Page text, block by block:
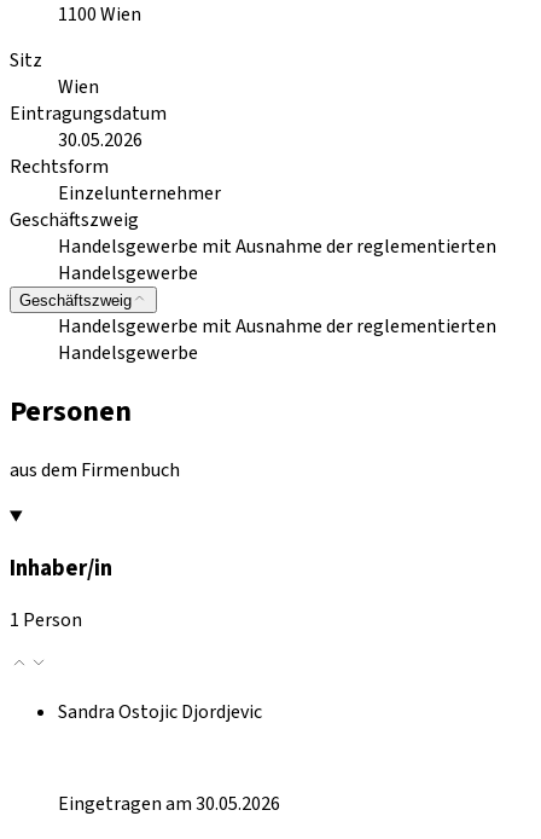
1100Wien
Sitz
Wien
Eintragungsdatum
30.05.2026
Rechtsform
Einzelunternehmer
Geschäftszweig
Handelsgewerbe mit Ausnahme der reglementierten
Handelsgewerbe
Geschäftszweig
Handelsgewerbe mit Ausnahme der reglementierten
Handelsgewerbe
Personen
aus dem Firmenbuch
Inhaber/in
1 Person
Sandra Ostojic Djordjevic
Eingetragen am 30.05.2026